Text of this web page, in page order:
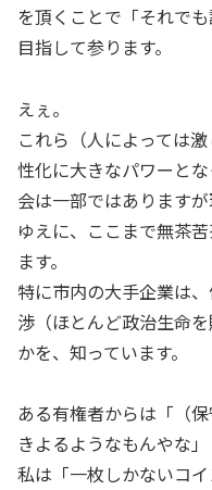
を頂くことで「それで
目指して参ります。
えぇ。
これら（人によっては
性化に大きなパワーと
会は一部ではありますが
ゆえに、ここまで無茶
ます。
特に市内の大手企業は
渉（ほとんど政治生命
かを、知っています。
ある有権者からは「（
きよるようなもんやな」
私は「一枚しかないコ